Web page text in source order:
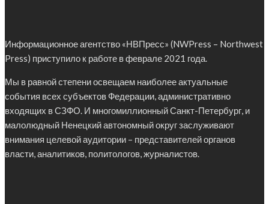
Информационное агентство «НВПресс» (NWPress – Northwest
Press) приступило к работе в феврале 2021 года.
Мы в равной степени освещаем наиболее актуальные
события всех субъектов Федерации, административно
входящих в СЗФО. И многомиллионный Санкт-Петербург, и
малолюдный Ненецкий автономный округ заслуживают
внимания целевой аудитории – представителей органов
власти, аналитиков, политологов, журналистов.